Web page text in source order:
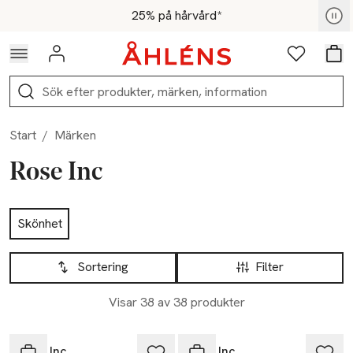
Hoppa till navigationsmenyn25% på hårvård*
För medlemmar - Shoppa nu
Logga in Favoriter
Sök
Start / Märken
Rose Inc
Hoppa till produktsidan
Skönhet
Hoppa till produktsidan
Filter
Sortering
Visar 38 av 38 produkter
Lista över produkter